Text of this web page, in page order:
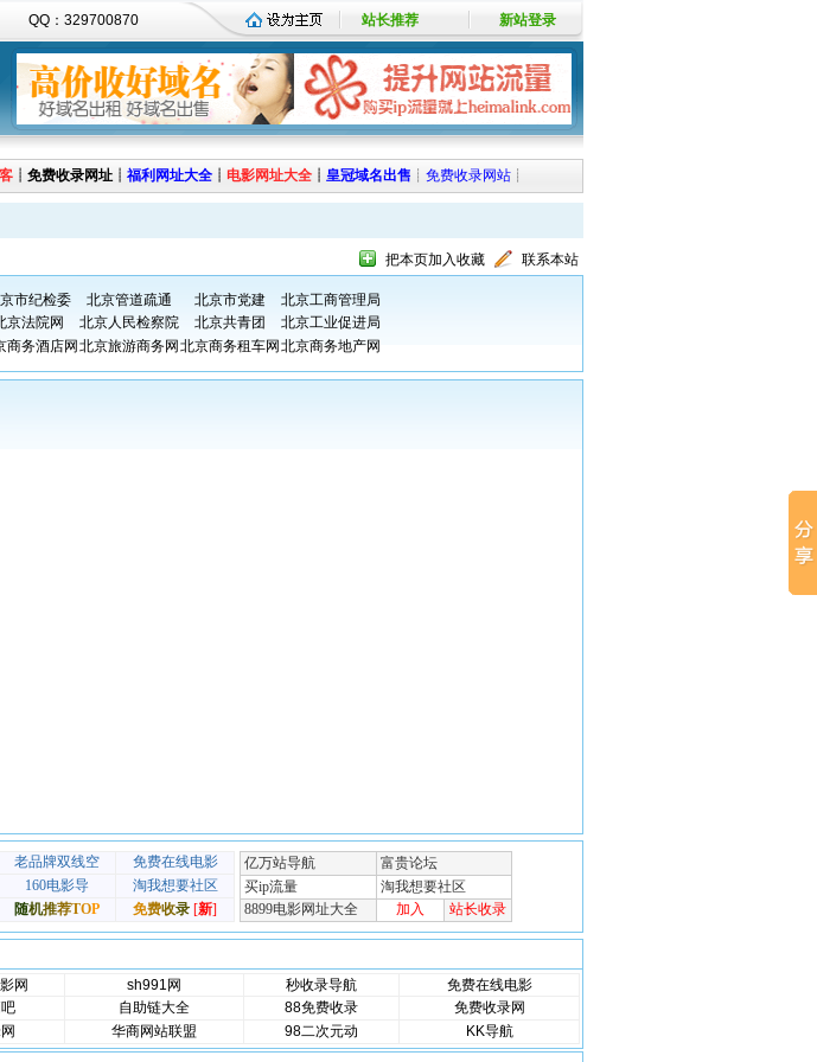
QQ：329700870 站长推荐 新站登录
┊ 免费收录网址 ┊ 福利网址大全 ┊ 电影网址大全 ┊ 皇冠域名出售 ┊ 免费收录网站 ┊
把本页加入收藏 联系本站
市纪检委 北京管道疏通 北京市党建
北京工商管理局
京法院网 北京人民检察院 北京共青团
北京工业促进局
商务酒店网 北京旅游商务网 北京商务租车网 北京商务地产网
网 sh991网 秒收录导航
免费在线电影
自助链大全 88免费收录
免费收录网
华商网站联盟 98二次元动 KK导航